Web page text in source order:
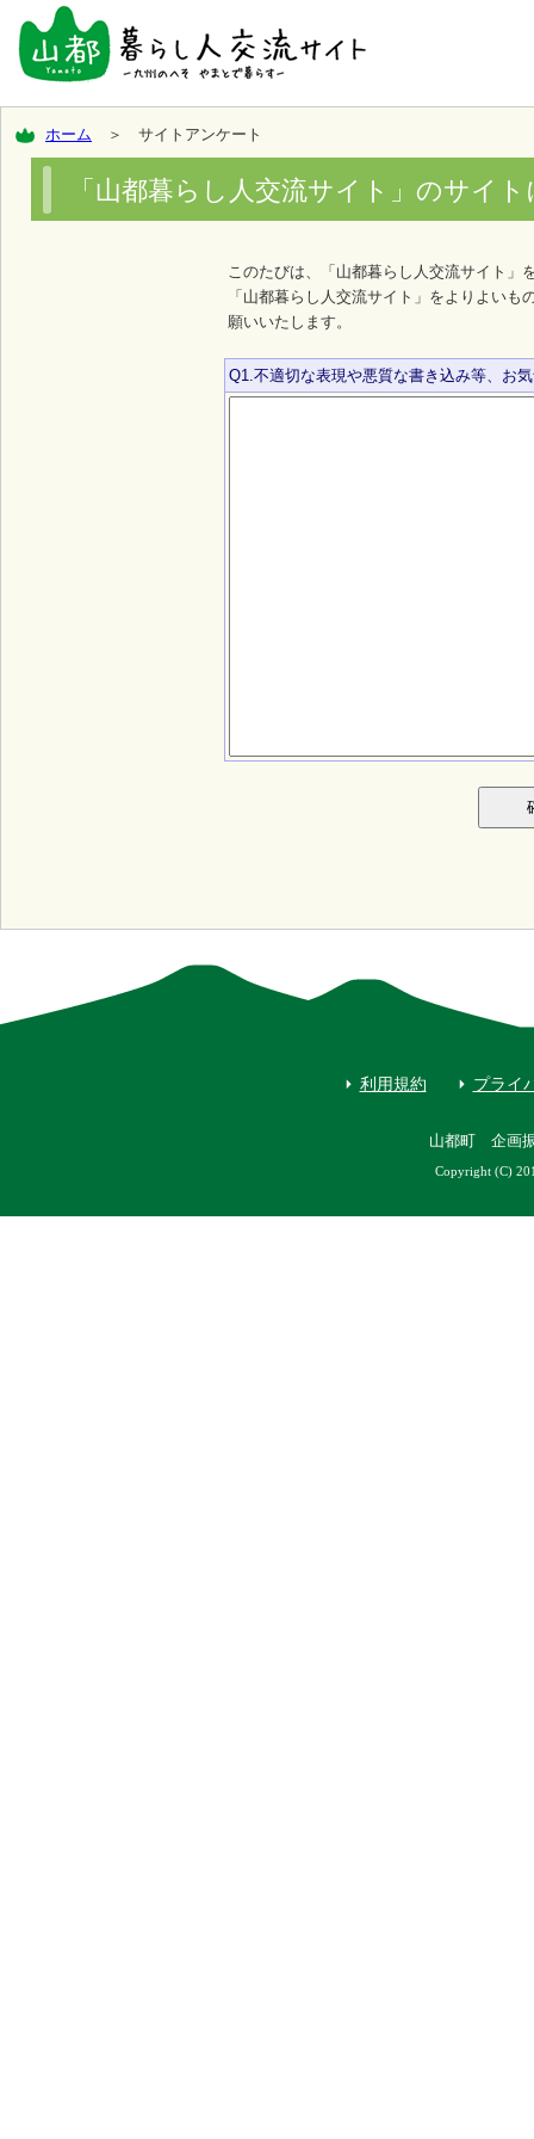
ホーム ＞ サイトアンケート
「山都暮らし人交流サイト」のサイ
このたびは、「山都暮らし人交流サイト」
「山都暮らし人交流サイト」をよりよい
願いいたします。
Q1.不適切な表現や悪質な書き込み等、お
利用規約 プライ
山都町 企画
Copyright (C)